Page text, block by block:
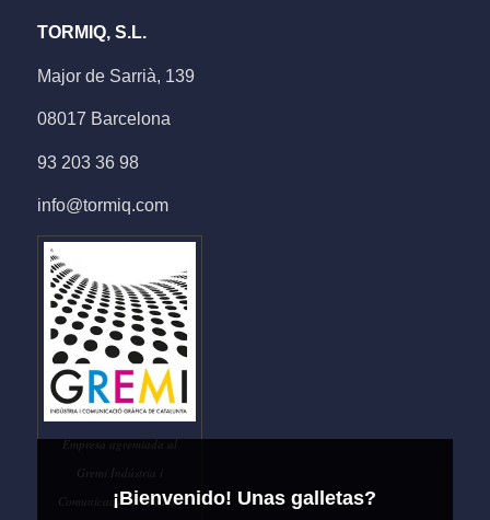
TORMIQ, S.L.
Major de Sarrià, 139
08017 Barcelona
93 203 36 98
info@tormiq.com
Empresa agremiada al
Gremi Indústria i
Comunicació Gràfica de
¡Bienvenido! Unas galletas?